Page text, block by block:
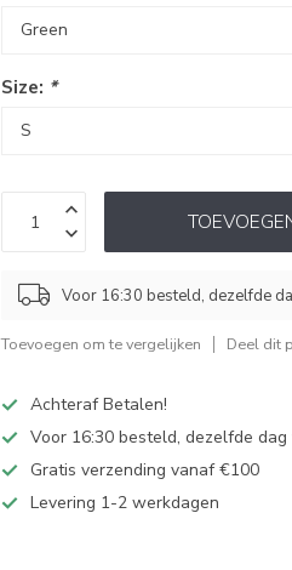
Size: *
Voor 16:30 besteld, dezelfde
Toevoegen om te vergelijken Deel dit
Achteraf Betalen!
Voor 16:30 besteld, dezelfde
Gratis verzending vanaf €100
Levering 1-2 werkdagen